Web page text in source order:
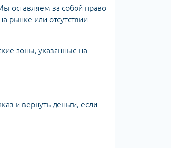
оставляем за собой право
рынке или отсутствии
зоны, указанные на
и вернуть деньги, если